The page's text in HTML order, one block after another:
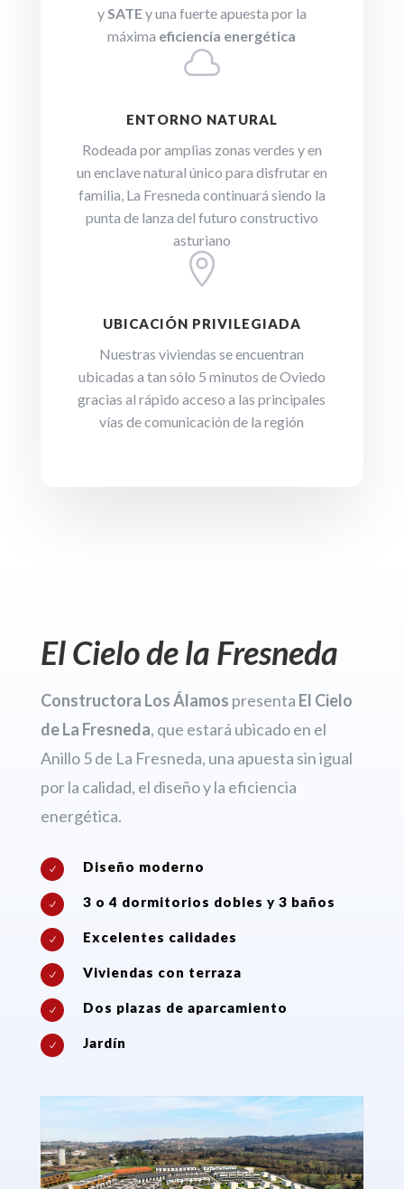
y SATEy una fuerte apuesta por la
máxima eficiencia energética

ENTORNO NATURAL
Rodeada por amplias zonas verdes y en
un enclave natural único para disfrutar en
familia, La Fresneda continuará siendo la
punta de lanza del futuro constructivo
asturiano

UBICACIÓN PRIVILEGIADA
Nuestras viviendas se encuentran
ubicadas a tan sólo 5 minutos de Oviedo
gracias al rápido acceso a las principales
vías de comunicación de la región
El Cielo de la Fresneda
Constructora Los Álamos presenta El Cielo
de La Fresneda, que estará ubicado en el
Anillo 5 de La Fresneda, una apuesta sin igual
por la calidad, el diseño y la eficiencia
energética.
N Diseño moderno
N 3 o 4 dormitorios dobles y 3 baños
N Excelentes calidades
N Viviendas con terraza
N Dos plazas de aparcamiento
N Jardín